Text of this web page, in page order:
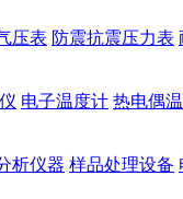
压表 防震抗震压力表
电子温度计 热电偶
析仪器 样品处理设备